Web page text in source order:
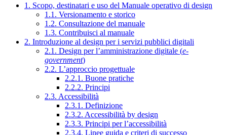
1. Scopo, destinatari e uso del Manuale operativo di design
1.1. Versionamento e storico
1.2. Consultazione del manuale
1.3. Contribuisci al manuale
2. Introduzione al design per i servizi pubblici digitali
2.1. Design per l’amministrazione digitale (e-
government)
2.2. L’approccio progettuale
2.2.1. Buone pratiche
2.2.2. Principi
2.3. Accessibilità
2.3.1. Definizione
2.3.2. Accessibilità by design
2.3.3. Principi per l’accessibilità
2.3.4. Linee guida e criteri di successo